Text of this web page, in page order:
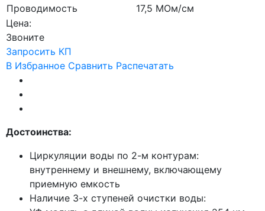
Проводимость
17,5 МОм/см
Цена:
Звоните
Запросить КП
В Избранное Сравнить Распечатать
Достоинства:
Циркуляции воды по 2-м контурам:
внутреннему и внешнему, включающему
приемную емкость
Наличие 3-х ступеней очистки воды: